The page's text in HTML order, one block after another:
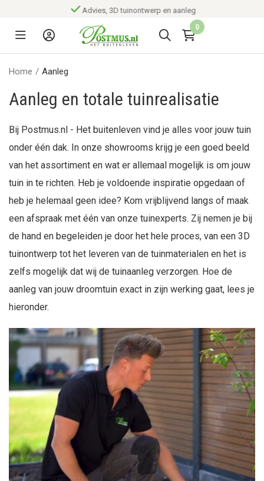
Advies, 3D tuinontwerp en aanleg
0
Home / Aanleg
Aanleg en totale tuinrealisatie
Bij Postmus.nl - Het buitenleven vind je alles voor jouw tuin
onder één dak. In onze showrooms krijg je een goed beeld
van het assortiment en wat er allemaal mogelijk is om jouw
tuin in te richten. Heb je voldoende inspiratie opgedaan of
heb je helemaal geen idee? Kom vrijblijvend langs of maak
een afspraak met één van onze tuinexperts. Zij nemen je bij
de hand en begeleiden je door het hele proces, van een 3D
tuinontwerp tot het leveren van de tuinmaterialen en het is
zelfs mogelijk dat wij de tuinaanleg verzorgen. Hoe de
aanleg van jouw droomtuin exact in zijn werking gaat, lees je
hieronder.